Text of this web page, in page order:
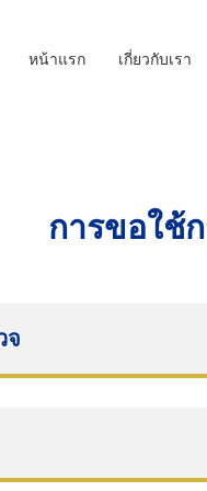
หน้าแรก เกี่ยวกับเรา
การขอใช้
จ